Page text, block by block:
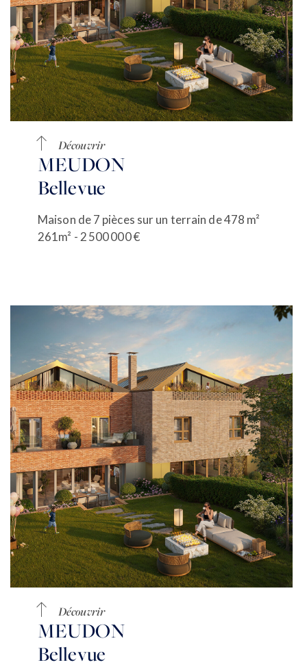
Découvrir
MEUDON
Bellevue
Maison de 7 pièces sur un terrain de 478 m²
261m² - 2 500 000 €
Découvrir
MEUDON
Bellevue